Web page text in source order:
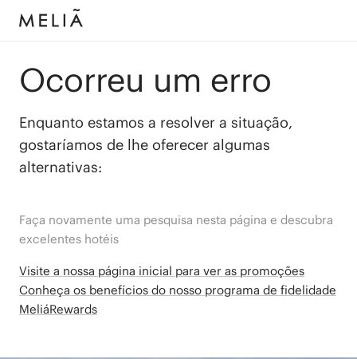
Ocorreu um erro
Enquanto estamos a resolver a situação,
gostaríamos de lhe oferecer algumas
alternativas:
Faça novamente uma pesquisa nesta página e descubra
excelentes hotéis
Visite a nossa página inicial para ver as promoções
Conheça os benefícios do nosso programa de fidelidade
MeliáRewards